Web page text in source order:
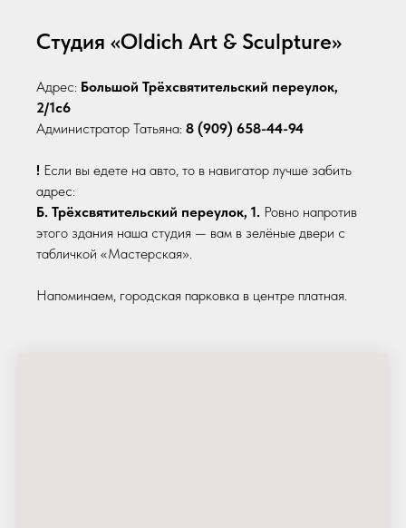
Студия «Oldich Art & Sculpture»
Адрес: Большой Трёхсвятительский переулок,
2/1с6
Администратор Татьяна: 8 (909) 658-44-94
! Если вы едете на авто, то в навигатор лучше забить
адрес:
Б. Трёхсвятительский переулок, 1. Ровно напротив
этого здания наша студия — вам в зелёные двери с
табличкой «Мастерская».
Напоминаем, городская парковка в центре платная.